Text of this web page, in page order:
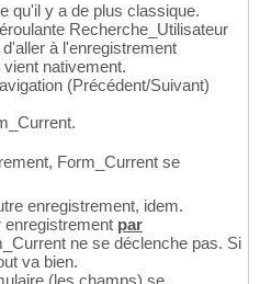
qu'il y a de plus classique.
Recherche_Utilisateur
à l'enregistrement
nativement.
(Précédent/Suivant)
Form_Current se
enregistrement, idem.
enregistrement par
ne se déclenche pas. Si
va bien.